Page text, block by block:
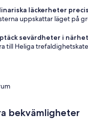
läckerheter
uppskattar läget på
sevärdheter i
till Heliga
bekvämligheter